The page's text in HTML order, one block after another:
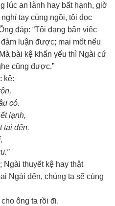
lúc an lành hay bất hạnh, giờ
tay cùng ngồi, tôi đọc
đáp: “Tôi đang bận việc
luận được; mai mốt nếu
bài kệ khẩn yếu thì Ngài cứ
cũng được.”
kệ:
có.
lạnh,
tai đến.
thuyết kệ hay thật
Ngài đến, chúng ta sẽ cùng
ông ta rồi đi.